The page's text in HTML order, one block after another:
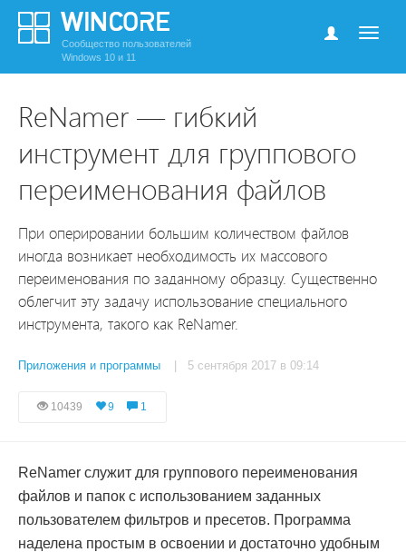
Сообщество пользователей
Windows 10 и 11
ReNamer — гибкий
инструмент для группового
переименования файлов
При оперировании большим количеством файлов
иногда возникает необходимость их массового
переименования по заданному образцу. Существенно
облегчит эту задачу использование специального
инструмента, такого как ReNamer.
Приложения и программы | 5 сентября 2017 в 09:14
10439 9 1
ReNamer служит для группового переименования
файлов и папок с использованием заданных
пользователем фильтров и пресетов. Программа
наделена простым в освоении и достаточно удобным